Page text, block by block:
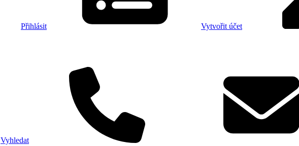
Přihlásit Vytvořit účet
Vyhledat